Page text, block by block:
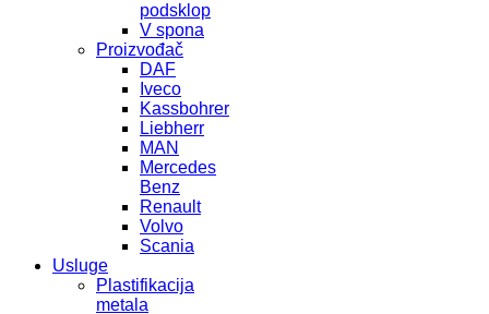
podsklop
V spona
Proizvođač
DAF
Iveco
Kassbohrer
Liebherr
MAN
Mercedes
Benz
Renault
Volvo
Scania
Usluge
Plastifikacija
metala